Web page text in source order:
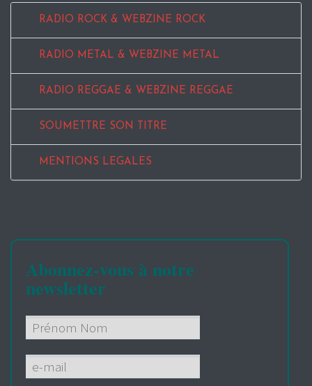
RADIO ROCK & WEBZINE ROCK
RADIO METAL & WEBZINE METAL
RADIO REGGAE & WEBZINE REGGAE
SOUMETTRE SON TITRE
MENTIONS LEGALES
Abonnez-vous à notre
newsletter